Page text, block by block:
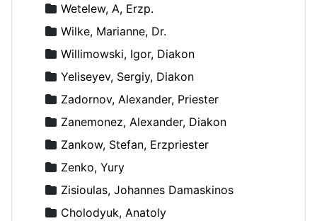
Wetelew, A, Erzp.
Wilke, Marianne, Dr.
Willimowski, Igor, Diakon
Yeliseyev, Sergiy, Diakon
Zadornov, Alexander, Priester
Zanemonez, Alexander, Diakon
Zankow, Stefan, Erzpriester
Zenko, Yury
Zisioulas, Johannes Damaskinos
Сholodyuk, Anatoly